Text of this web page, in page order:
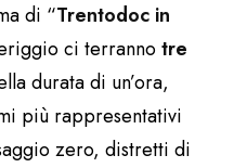
di “Trentodoc in
ci terrannotre
durata di un’ora,
più rappresentativi
zero, distretti di